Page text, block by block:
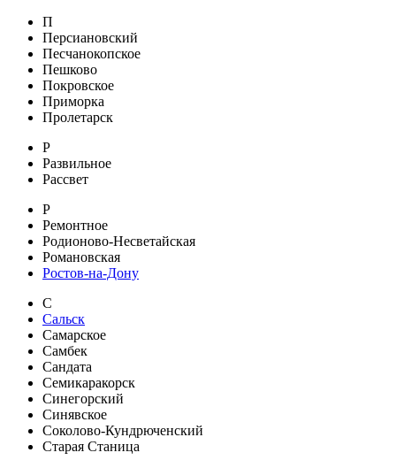
П
Персиановский
Песчанокопское
Пешково
Покровское
Приморка
Пролетарск
Р
Развильное
Рассвет
Р
Ремонтное
Родионово-Несветайская
Романовская
Ростов-на-Дону
С
Сальск
Самарское
Самбек
Сандата
Семикаракорск
Синегорский
Синявское
Соколово-Кундрюченский
Старая Станица